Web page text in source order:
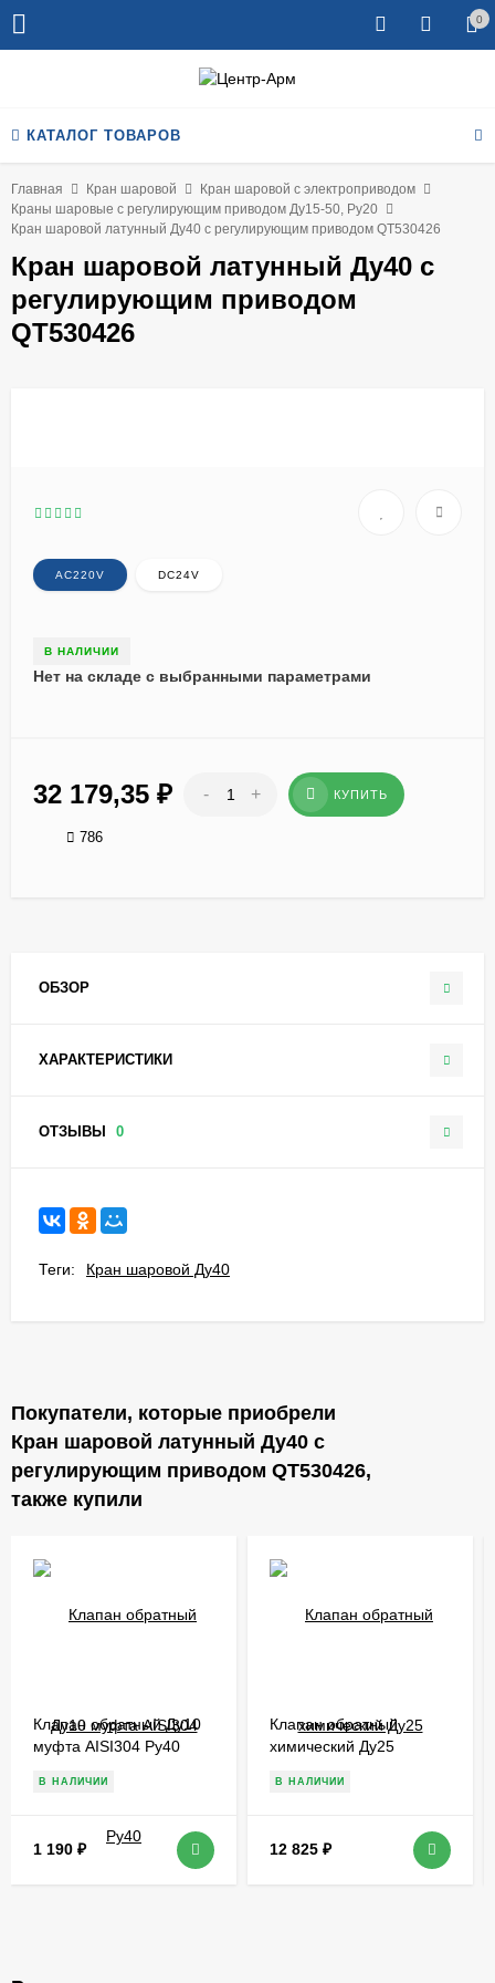
0
КАТАЛОГ ТОВАРОВ
Главная Кран шаровой
Кран шаровой с электроприводом
Краны шаровые с регулирующим приводом Ду15-50, Ру20
Кран шаровой латунный Ду40 с регулирующим приводом QT530426
Кран шаровой латунный Ду40 с
регулирующим приводом
QT530426
AC220V DC24V
В НАЛИЧИИ
Нет на складе с выбранными параметрами
32 179,35 ₽ - + КУПИТЬ
786
ОБЗОР
ХАРАКТЕРИСТИКИ
ОТЗЫВЫ 0
Теги: Кран шаровой Ду40
Покупатели, которые приобрели
Кран шаровой латунный Ду40 с
регулирующим приводом QT530426,
также купили
Клапан обратный Ду10
муфта AISI304 Ру40
В НАЛИЧИИ
1 190 ₽
Клапан обратный
химический Ду25
В НАЛИЧИИ
12 825 ₽